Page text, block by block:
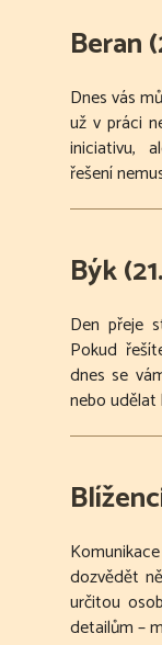
Beran
Dnes vás
už v práci
iniciativu,
řešení
Býk
Den přeje
Pokud
dnes se
nebo udělat
dozvědět
určitou
detailům –